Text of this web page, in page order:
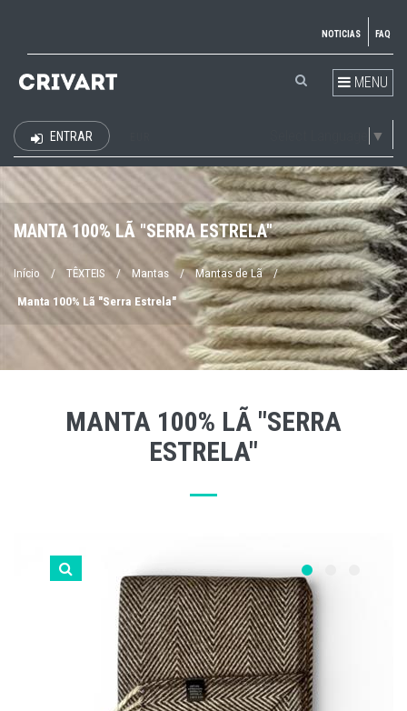
NOTICIAS FAQ
MENU
▼
ENTRAR
MANTA 100% LÃ "SERRA ESTRELA"
Início / TÊXTEIS / Mantas / Mantas de Lã /
Manta 100% Lã "Serra Estrela"
MANTA 100% LÃ "SERRA
ESTRELA"